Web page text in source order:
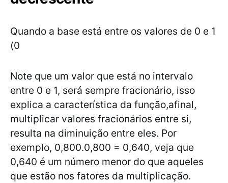
Quando a base está entre os valores de 0 e 1
(0
Note que um valor que está no intervalo
entre 0 e 1, será sempre fracionário, isso
explica a característica da função,afinal,
multiplicar valores fracionários entre si,
resulta na diminuição entre eles. Por
exemplo, 0,800.0,800 = 0,640, veja que
0,640 é um número menor do que aqueles
que estão nos fatores da multiplicação.